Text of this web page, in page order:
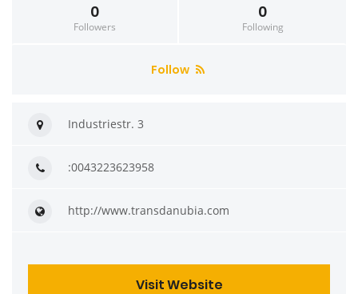
0
Followers
0
Following
Follow
Industriestr. 3
:0043223623958
http://www.transdanubia.com
Visit Website